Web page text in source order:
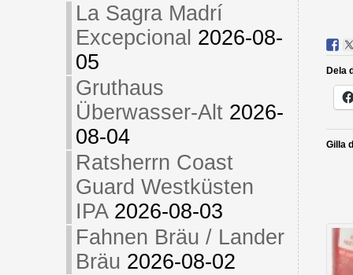
La Sagra Madrí
Excepcional 2026-08-
05
Gruthaus
Überwasser-Alt 2026-
08-04
Ratsherrn Coast
Guard Westküsten
IPA 2026-08-03
Fahnen Bräu / Lander
Bräu 2026-08-02
Dela
Gilla